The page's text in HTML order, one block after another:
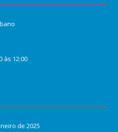
às 12:00
de 2025